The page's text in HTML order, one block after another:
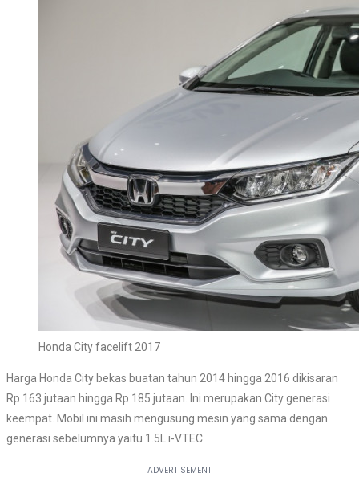
Honda City facelift 2017
Harga Honda City bekas buatan tahun 2014 hingga 2016 dikisaran
Rp 163 jutaan hingga Rp 185 jutaan. Ini merupakan City generasi
keempat. Mobil ini masih mengusung mesin yang sama dengan
generasi sebelumnya yaitu 1.5L i-VTEC.